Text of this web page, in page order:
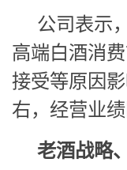
公司表示
高端白酒消
接受等原因
右，经营业
老酒战略